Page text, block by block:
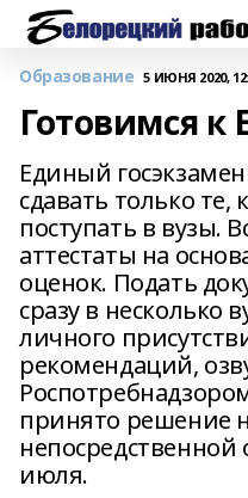
Образование 5 ИЮНЯ 2020,
Готовимся к
Единый
сдавать только те,
поступать в вузы.
аттестаты на
оценок. Подать
сразу в несколько
личного
рекомендаций,
принято решение
непосредственной
июля.